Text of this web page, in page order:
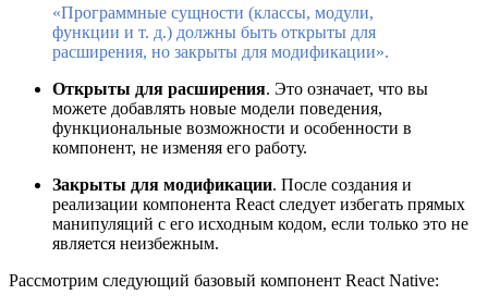
«Программные сущности (классы, модули,
функции и т. д.) должны быть открыты для
расширения, но закрыты для модификации».
Открыты для расширения. Это означает, что вы
можете добавлять новые модели поведения,
функциональные возможности и особенности в
компонент, не изменяя его работу.
Закрыты для модификации. После создания и
реализации компонента React следует избегать прямых
манипуляций с его исходным кодом, если только это не
является неизбежным.
Рассмотрим следующий базовый компонент React Native: